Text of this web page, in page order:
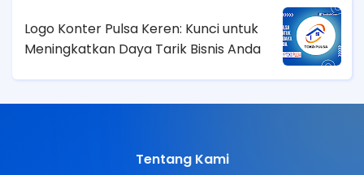
Logo Konter Pulsa Keren: Kunci untuk
Meningkatkan Daya Tarik Bisnis Anda
Tentang Kami